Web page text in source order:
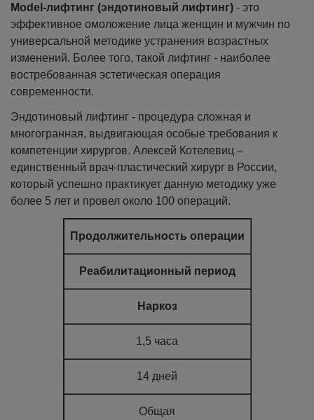
Model-лифтинг (эндотиновый лифтинг) - это
эффективное омоложение лица женщин и мужчин по
универсальной методике устранения возрастных
изменений. Более того, такой лифтинг - наиболее
востребованная эстетическая операция
современности.
Эндотиновый лифтинг - процедура сложная и
многогранная, выдвигающая особые требования к
компетенции хирургов. Алексей Котелевиц –
единственный врач-пластический хирург в России,
который успешно практикует данную методику уже
более 5 лет и провел около 100 операций.
Продолжительность операции
Реабилитационный период
Наркоз
1,5 часа
14 дней
Общая